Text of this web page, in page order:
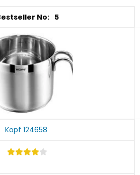
5
Kopf 124658